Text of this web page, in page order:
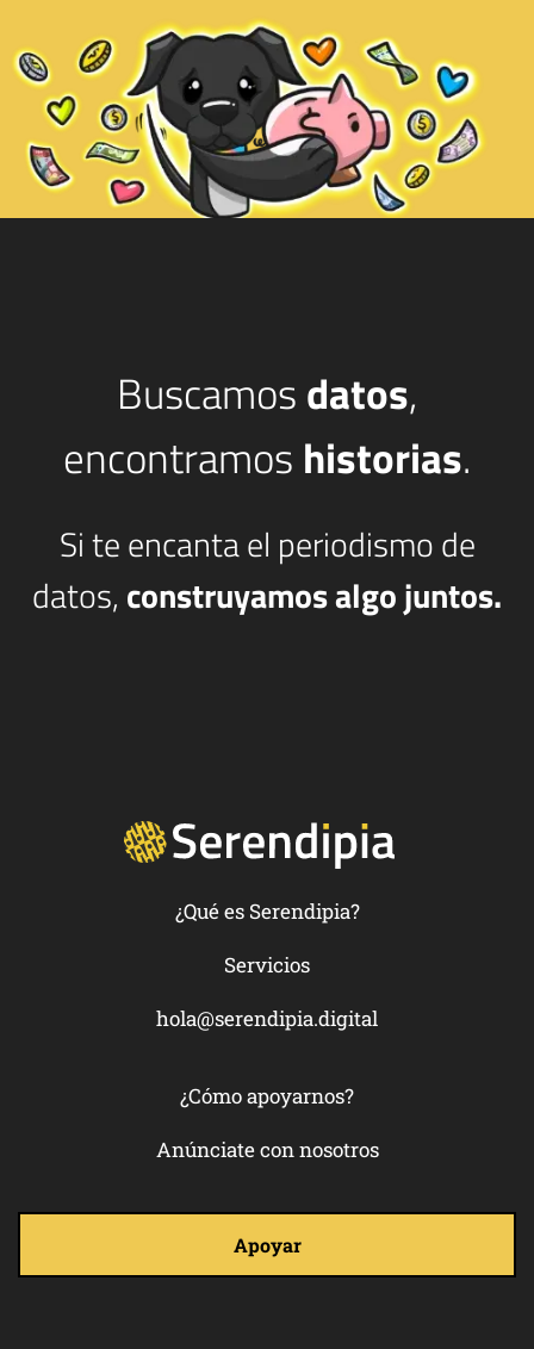
Buscamosdatos,
encontramos historias.
Si te encanta el periodismo de
datos, construyamos algo juntos.
¿Qué es Serendipia?
Servicios
hola@serendipia.digital
¿Cómo apoyarnos?
Anúnciate con nosotros
Apoyar